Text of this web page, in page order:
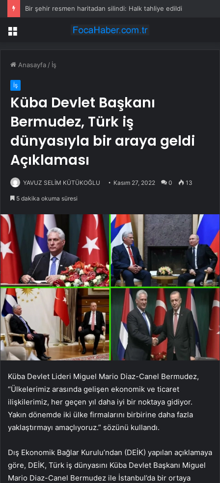
Bir şehir resmen haritadan silindi: Halk tahliye edildi
Menü
Anasayfa / İş
İş
Küba Devlet Başkanı
Bermudez, Türk iş
dünyasıyla bir araya geldi
Açıklaması
YAVUZ SELİM KÜTÜKOĞLU Kasım 27, 2022 0 13
5 dakika okuma süresi
Küba Devlet Lideri Miguel Mario Diaz-Canel Bermudez,
“Ülkelerimiz arasında gelişen ekonomik ve ticaret
ilişkilerimiz, her geçen yıl daha iyi bir noktaya gidiyor.
Yakın dönemde iki ülke firmalarını birbirine daha fazla
yaklaştırmayı amaçlıyoruz.” sözünü kullandı.
Dış Ekonomik Bağlar Kurulu’ndan (DEİK) yapılan açıklamaya
göre, DEİK, Türk iş dünyasını Küba Devlet Başkanı Miguel
Mario Diaz-Canel Bermudez ile İstanbul’da bir ortaya